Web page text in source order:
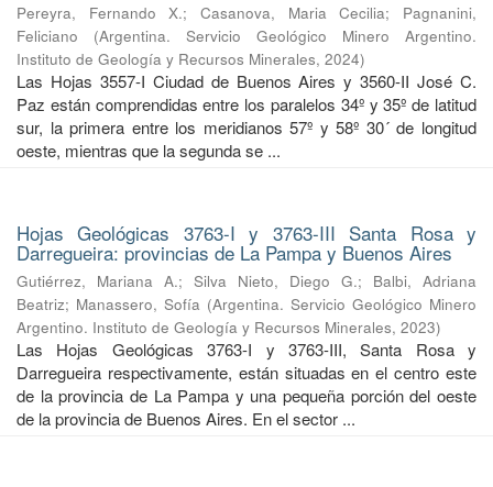
Pereyra, Fernando X.;Casanova, Maria Cecilia; Pagnanini,
Feliciano
(Argentina. Servicio Geológico Minero Argentino.
Instituto de Geología y Recursos Minerales, 2024)
Las Hojas 3557-I Ciudad de Buenos Aires y 3560-II José C.
Paz están comprendidas entre los paralelos 34º y 35º de latitud
sur, la primera entre los meridianos 57º y 58º 30´ de longitud
oeste, mientras que la segunda se ...
Hojas Geológicas 3763-I y 3763-III Santa Rosa y
Darregueira: provincias de La Pampa y Buenos Aires
Gutiérrez, Mariana A.; Silva Nieto, Diego G.; Balbi, Adriana
Beatriz; Manassero, Sofía (Argentina. Servicio Geológico Minero
Argentino. Instituto de Geología y Recursos Minerales, 2023)
Las Hojas Geológicas 3763-I y 3763-III, Santa Rosa y
Darregueira respectivamente, están situadas en el centro este
de la provincia de La Pampa y una pequeña porción del oeste
de la provincia de Buenos Aires. En el sector ...